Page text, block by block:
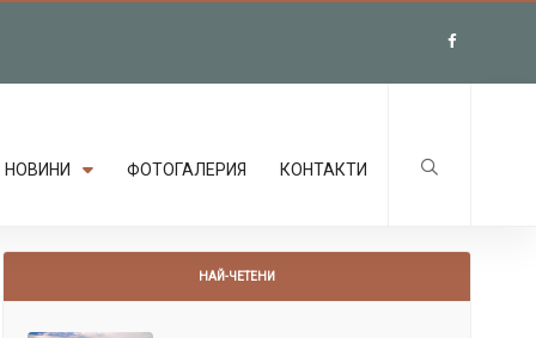
НОВИНИ ФОТОГАЛЕРИЯ КОНТАКТИ
НАЙ-ЧЕТЕНИ